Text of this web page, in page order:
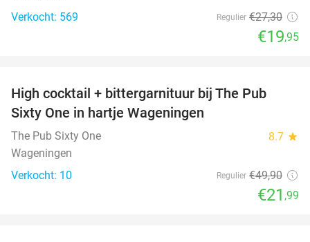
Verkocht: 569
Regulier €27,30
€19,95
High cocktail + bittergarnituur bij The Pub
Sixty One in hartje Wageningen
The Pub Sixty One 8.7 star
Wageningen
Verkocht: 10
Regulier €49,90
€21 ,99